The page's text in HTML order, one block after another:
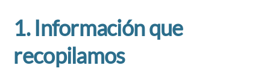
1. Información que
recopilamos